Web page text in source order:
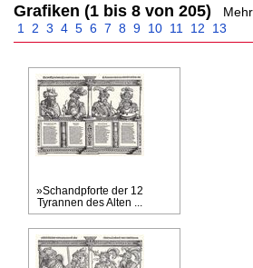
Grafiken (1 bis 8 von 205)
1
2 3 4 5 6 7 8 9 10 11 12 13
»Schandpforte der 12
Tyrannen des Alten ...